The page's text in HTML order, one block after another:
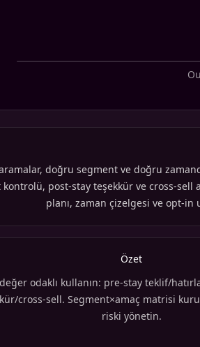
doğru segment ve doğru
post-stay teşekkür ve cross-sell
planı, zaman çizelgesi ve opt-in
Özet
odaklı kullanın: pre-stay teklif/
cross-sell. Segment×amaç matrisi
riski yönetin.